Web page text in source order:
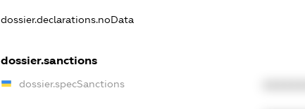
dossier.declarations.noData
dossier.sanctions
dossier.specSanctions